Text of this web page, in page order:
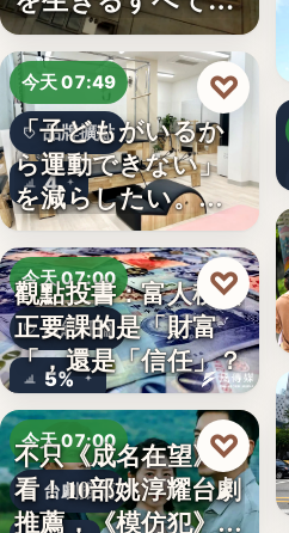
人へ贈る…
今天 07:49
品牌擴點
4
「子どもがいるか
ら運動できない」
を減らしたい。埼
玉県戸田…
♡
今天 07:00
財經評論
5%
觀點投書：富人稅真
正要課的是「財富
「，還是「信任」？
♡
今天 07:00
台劇推薦
不只《成名在望》好
看！10部姚淳耀台劇
推薦，《模仿犯》
♡